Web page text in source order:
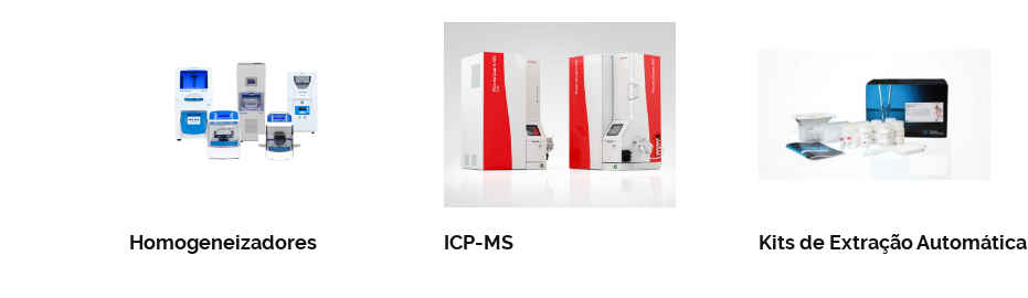
Homogeneizadores ICP-MS Kits de Extração Automática